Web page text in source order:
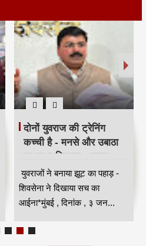
दोनों युवराज की ट्रेनिंग
कच्ची है - मनसे और उबाठा
पर साधा निशाना - राहुल
शेवाले
युवराजों ने बनाया झूट का पहाड़ -
शिवसेना ने दिखाया सच का
आईना*मुंबई , दिनांक , ३ जन...